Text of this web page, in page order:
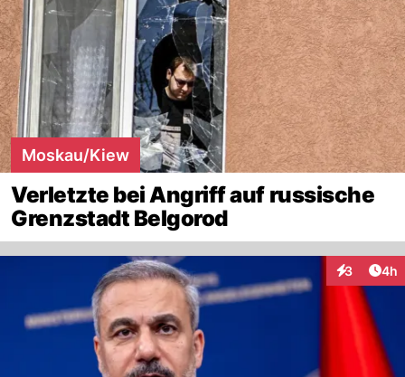
Moskau/Kiew
Verletzte bei Angriff auf russische
Grenzstadt Belgorod
3 4h